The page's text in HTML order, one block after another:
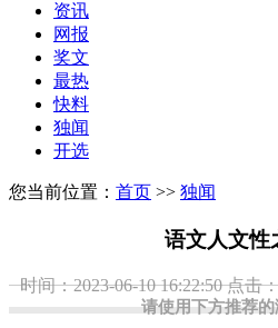
请使用下方推荐的
资讯
网报
奖文
最热
快料
独闻
开选
您当前位置： 首页 >> 独闻
语文人文性
时间：2023-06-10 16:22:50点击